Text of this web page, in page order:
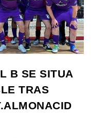
B SE SITUA
TRAS